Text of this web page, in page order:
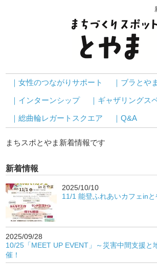
｜女性のつながりサポート ｜ブラとやま
｜インターンシップ ｜ギャザリングス
｜総曲輪レガートスクエア ｜Q&A
まちスポとやま新着情報です
新着情報
2025/10/10
11/1 能登ふれあいカフェinと
2025/09/28
10/25「MEET UP EVENT」～災害中間支援と
催！